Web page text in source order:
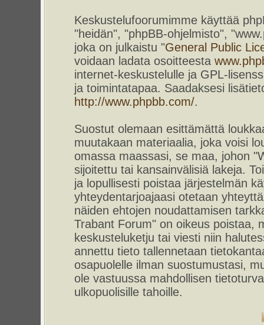
Keskustelufoorumimme käyttää
"heidän", "phpBB-ohjelmisto",
joka on julkaistu "General Public
voidaan ladata osoitteesta
internet-keskustelulle ja GPL-
ja toimintatapaa. Saadaksesi
http://www.phpbb.com/.
Suostut olemaan esittämättä
muutakaan materiaalia, joka voisi
omassa maassasi, se maa, johon
sijoitettu tai kansainvälisiä lakeja.
ja lopullisesti poistaa järjestelmän
yhteydentarjoajaasi otetaan
näiden ehtojen noudattamisen
Trabant Forum" on oikeus poistaa,
keskusteluketju tai viesti niin
annettu tieto tallennetaan
osapuolelle ilman suostumustasi,
ole vastuussa mahdollisen
ulkopuolisille tahoille.